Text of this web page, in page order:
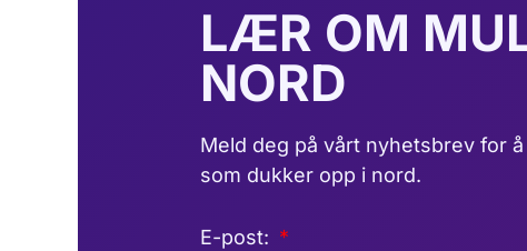
LÆR OM
NORD
Meld deg på vårt nyhetsbrev for
som dukker opp i nord.
E-post: